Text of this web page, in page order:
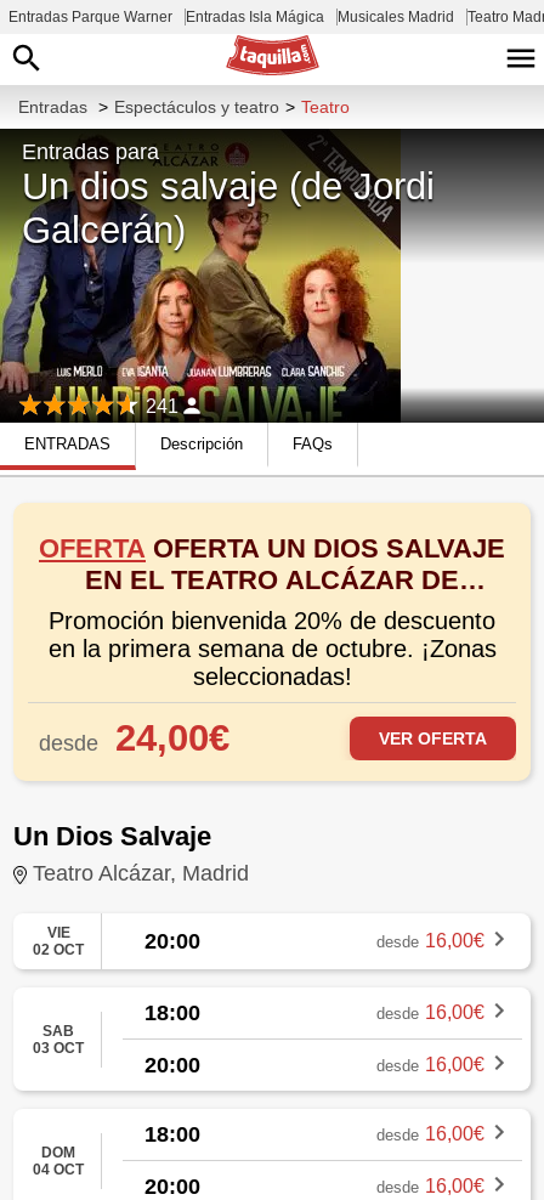
Entradas Parque Warner Entradas Isla Mágica Musicales Madrid Teatro
Entradas > Espectáculos y teatro > Teatro
Entradas para
Un dios salvaje (de Jordi
Galcerán)
241
ENTRADAS Descripción FAQs
OFERTA OFERTA UN DIOS SALVAJE
EN EL TEATRO ALCÁZAR DE
MADRID ¡2º TEMPORADA!
Promoción bienvenida 20% de descuento
en la primera semana de octubre. ¡Zonas
seleccionadas!
desde 24,00€ VER OFERTA
Un Dios Salvaje
Teatro Alcázar, Madrid
VIE
02 OCT
20:00 desde 16,00€
SAB
03 OCT
18:00 desde 16,00€
20:00 desde 16,00€
DOM
04 OCT
18:00 desde 16,00€
20:00 desde 16,00€